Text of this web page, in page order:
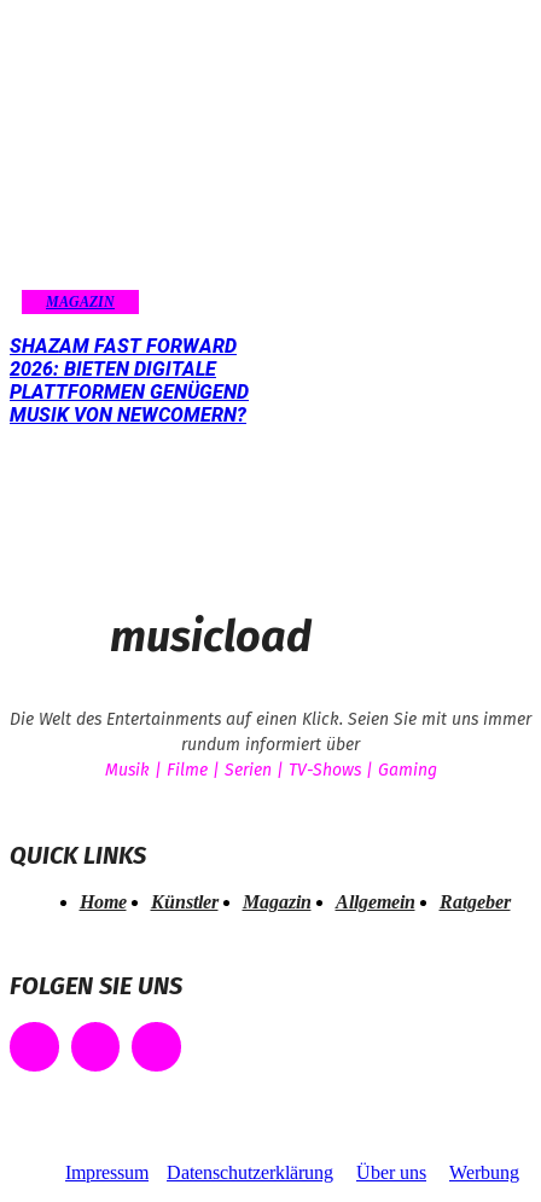
MAGAZIN
SHAZAM FAST FORWARD
2026: BIETEN DIGITALE
PLATTFORMEN GENÜGEND
MUSIK VON NEWCOMERN?
musicload
Die Welt des Entertainments auf einen Klick. Seien Sie mit uns immer
rundum informiert über
Musik | Filme | Serien | TV-Shows | Gaming
QUICK LINKS
Home Künstler Magazin Allgemein Ratgeber
FOLGEN SIE UNS
Impressum Datenschutzerklärung Über uns Werbung